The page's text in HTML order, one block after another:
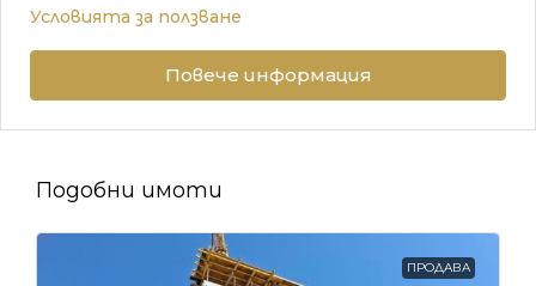
Условията за ползване
Повече информация
Подобни имоти
ПРОДАВА